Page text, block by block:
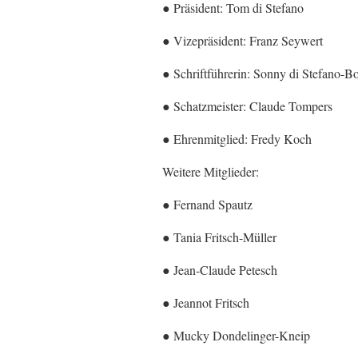
● Präsident: Tom di Stefano
● Vizepräsident: Franz Seywert
● Schriftführerin: Sonny di Stefano-
● Schatzmeister: Claude Tompers
● Ehrenmitglied: Fredy Koch
Weitere Mitglieder:
● Fernand Spautz
● Tania Fritsch-Müller
● Jean-Claude Petesch
● Jeannot Fritsch
● Mucky Dondelinger-Kneip